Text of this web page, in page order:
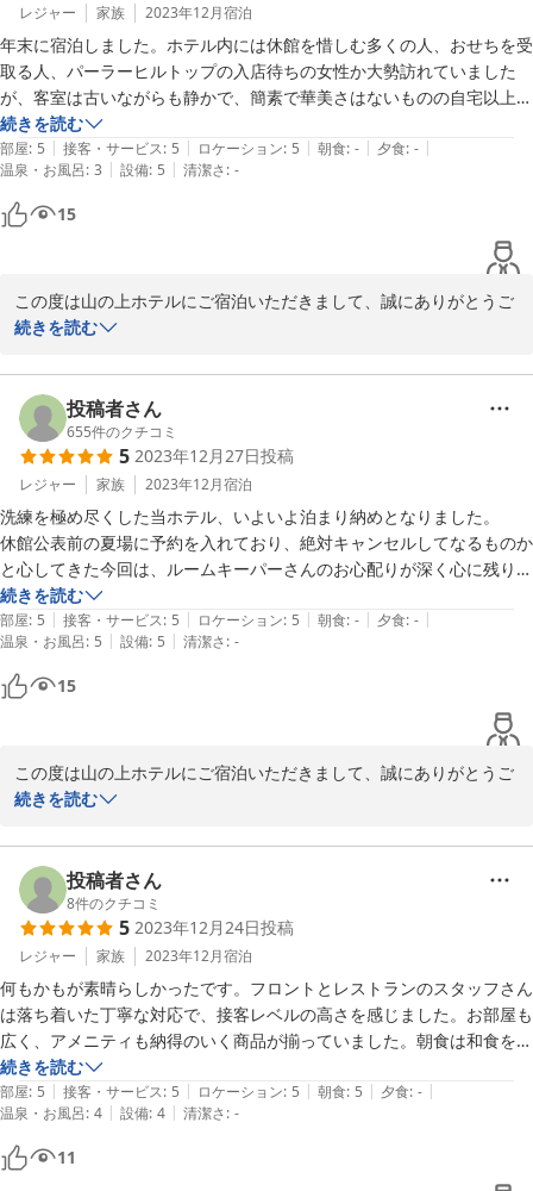
2024-02-14
レジャー 家族 2023年12月宿泊
年末に宿泊しました。ホテル内には休館を惜しむ多くの人、おせちを受
取る人、パーラーヒルトップの入店待ちの女性か大勢訪れていました
が、客室は古いながらも静かで、簡素で華美さはないものの自宅以上に
落着く空間でした。アメニティーのパンピューリも妻のお気に入りであ
り、部屋での朝食も充実していました。スタッフによると建物老朽化の
ため改修か建替えかは未定とのことでしたが、営業再開後はまた滞在し
たいいです！
続きを読む
部屋: 5 | 接客・サービス: 5 | ロケーション: 5 | 朝食: - | 夕食: - |
温泉・お風呂: 3 | 設備: 5 | 清潔さ: -
15
この度は山の上ホテルにご宿泊いただきまして、誠にありがとうご
ざいます。
す。
年末、また2月の休館もあり、館内は非常に混み合っていたかと存
じます。
その中でお部屋ではお寛ぎいただけたご様子が伺え、安堵しており
ます。
休館後の事は、まだ未定でございますが、営業再開の折には再度ご
利用いただければ幸いでございます。
温かいご投稿を頂戴し、誠にありがとうございました。
2024-01-03
続きを読む
投稿者さん
655件のクチコミ
5 2023年12月27日投稿
レジャー 家族 2023年12月宿泊
洗練を極め尽くした当ホテル、いよいよ泊まり納めとなりました。
休館公表前の夏場に予約を入れており、絶対キャンセルしてなるものか
と心してきた今回は、ルームキーパーさんのお心配りが深く心に残りま
した。どうか皆々さま、休館後もご健勝にて！
続きを読む
部屋: 5 | 接客・サービス: 5 | ロケーション: 5 | 朝食: - | 夕食: - |
温泉・お風呂: 5 | 設備: 5 | 清潔さ: -
15
この度は山の上ホテルにご宿泊いただきまして、誠にありがとうご
ざいます。
す。
夏場よりご期待いただいた滞在が、ご満足いくものとなりましたこ
と、大変嬉しく存じます。
また、客室担当スタッフに対する温かいお言葉に感謝申し上げま
す。
頂きましたお言葉を励みに、スタッフ一同これからも一層精進して
参ります。
2023-12-31
続きを読む
投稿者さん
8件のクチコミ
5 2023年12月24日投稿
レジャー 家族 2023年12月宿泊
何もかもが素晴らしかったです。フロントとレストランのスタッフさん
は落ち着いた丁寧な対応で、接客レベルの高さを感じました。お部屋も
広く、アメニティも納得のいく商品が揃っていました。朝食は和食を選
択しました。一つ一つが丁寧に作られているのが良くわかり、品数が豊
富でご飯はおかわりをして全部頂きました。設備面など、充電のコンセ
ントがベッド横にないなど多少不便なことはありましたが、歴史を感じ
る建築様式と装飾はそれらを補ってなおあまりあります。昨今、似たり
寄ったりの高層ビルのようなホテルが増える中、こちらのホテルが休館
続きを読む
部屋: 5 | 接客・サービス: 5 | ロケーション: 5 | 朝食: 5 | 夕食: - |
温泉・お風呂: 4 | 設備: 4 | 清潔さ: -
11